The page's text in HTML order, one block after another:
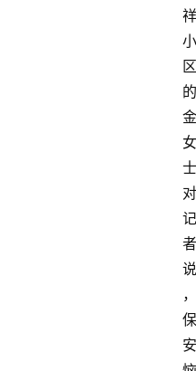
祥
小
区
的
金
女
士
对
记
者
说
，
保
安